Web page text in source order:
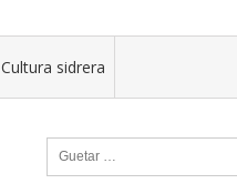
Cultura sidrera
Guetar: